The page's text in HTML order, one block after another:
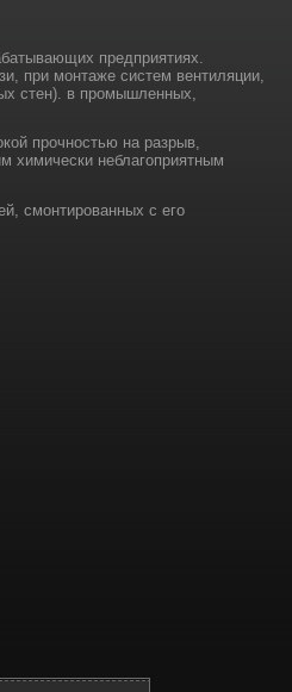
предприятиях.
при монтаже систем вентиляции,
стен). в промышленных,
прочностью на разрыв,
химически неблагоприятным
смонтированных с его